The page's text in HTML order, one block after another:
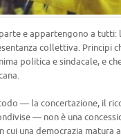
parte e appartengono a
collettiva. Principi
politica e sindacale, e
— la concertazione, il
— non è una
cui una democrazia matura